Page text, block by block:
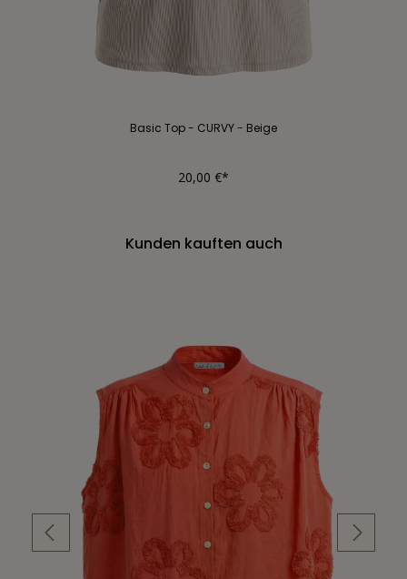
Basic Top - CURVY - Beige
20,00 €*
Kunden kauften auch